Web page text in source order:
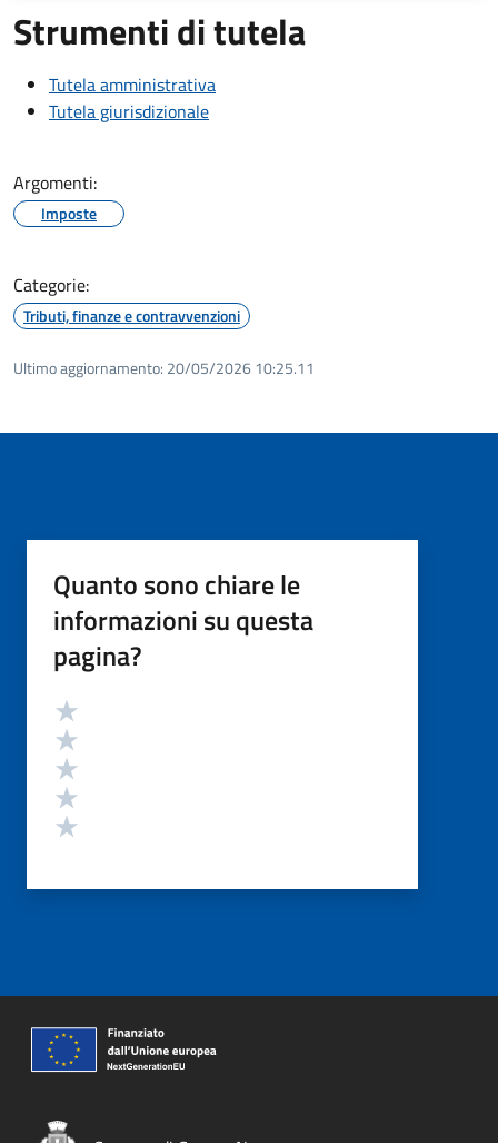
Strumenti di tutela
Tutela amministrativa
Tutela giurisdizionale
Argomenti:
Imposte
Categorie:
Tributi, finanze e contravvenzioni
Ultimo aggiornamento: 20/05/2026 10:25.11
Quanto sono chiare le
informazioni su questa
pagina?
Valutazione